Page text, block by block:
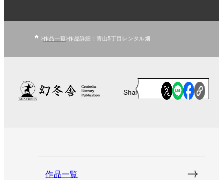
作品一覧 作品詳細：青山5丁目レンタル畑
Share
作品一覧